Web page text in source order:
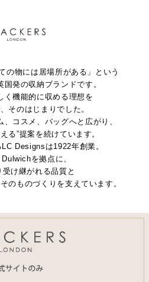
の物には居場所がある」という
発の収納ブランドです。
く機能的に収める理想を
そのはじまりでした。
コスメ、バッグへと広がり、
る”提案を続けています。
Designsは1922年創業。
を拠点に、
け継がれる品質と
のものづくりを支えています。